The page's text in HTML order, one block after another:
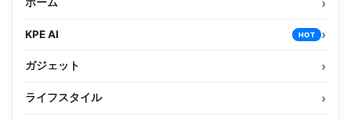
KPE AI HOT
ガジェット
ライフスタイル